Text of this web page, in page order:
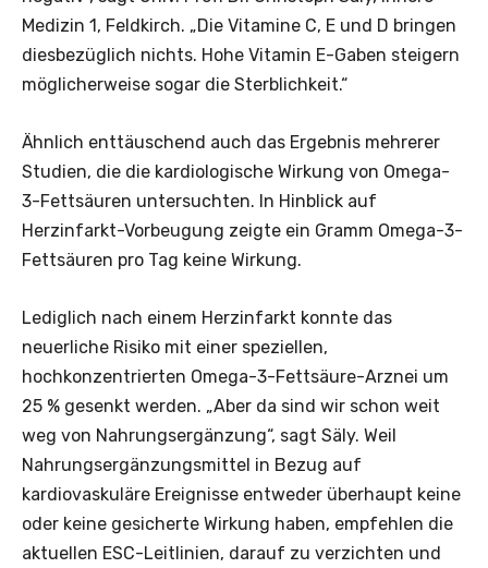
Medizin 1, Feldkirch. „Die Vitamine C, E und D bringen
diesbezüglich nichts. Hohe Vitamin E-Gaben steigern
möglicherweise sogar die Sterblichkeit.“
Ähnlich enttäuschend auch das Ergebnis mehrerer
Studien, die die kardiologische Wirkung von Omega-
3-Fettsäuren untersuchten. In Hinblick auf
Herzinfarkt-Vorbeugung zeigte ein Gramm Omega-3-
Fettsäuren pro Tag keine Wirkung.
Lediglich nach einem Herzinfarkt konnte das
neuerliche Risiko mit einer speziellen,
hochkonzentrierten Omega-3-Fettsäure-Arznei um
25 % gesenkt werden. „Aber da sind wir schon weit
weg von Nahrungsergänzung“, sagt Säly. Weil
Nahrungsergänzungsmittel in Bezug auf
kardiovaskuläre Ereignisse entweder überhaupt keine
oder keine gesicherte Wirkung haben, empfehlen die
aktuellen ESC-Leitlinien, darauf zu verzichten und